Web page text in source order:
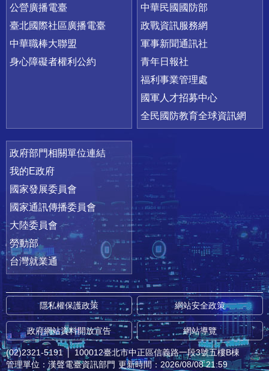
公營廣播電臺
臺北國際社區廣播電臺
中華職棒大聯盟
身心障礙者權利公約
中華民國國防部
政戰資訊服務網
軍事新聞通訊社
青年日報社
福利事業管理處
國軍人才招募中心
全民國防教育全球資訊網
政府部門相關單位連結
我的E政府
國家發展委員會
國家通訊傳播委員會
大陸委員會
勞動部
台灣就業通
隱私權保護政策 網站安全政策
政府網站資料開放宣告 網站導覽
(02)2321-5191 │ 100012臺北市中正區信義路一段3號五樓B棟
管理單位：漢聲電臺資訊部門 更新時間：2026/08/08 21:59